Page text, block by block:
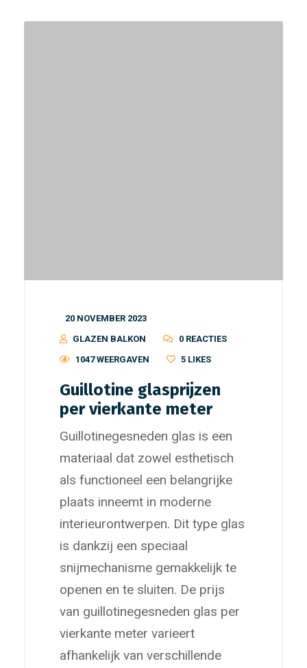
20 NOVEMBER 2023
GLAZEN BALKON
0 REACTIES
1047 WEERGAVEN
5 LIKES
Guillotine glasprijzen
per vierkante meter
Guillotinegesneden glas is een
materiaal dat zowel esthetisch
als functioneel een belangrijke
plaats inneemt in moderne
interieurontwerpen. Dit type glas
is dankzij een speciaal
snijmechanisme gemakkelijk te
openen en te sluiten. De prijs
van guillotinegesneden glas per
vierkante meter varieert
afhankelijk van verschillende